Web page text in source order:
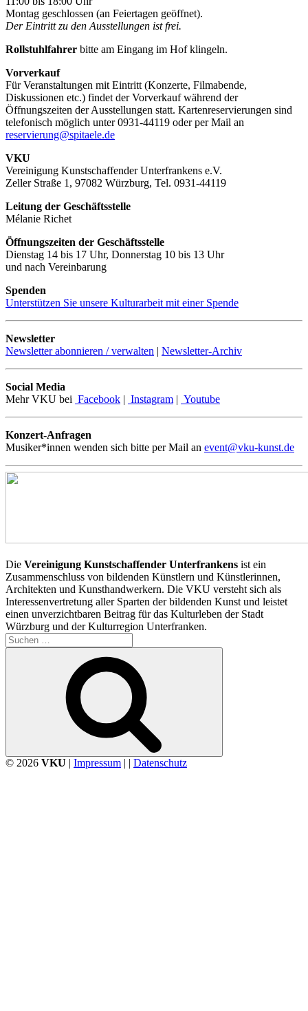
Montag geschlossen (an Feiertagen geöffnet).
Der Eintritt zu den Ausstellungen ist frei.
Rollstuhlfahrer bitte am Eingang im Hof klingeln.
Vorverkauf
Für Veranstaltungen mit Eintritt (Konzerte, Filmabende,
Diskussionen etc.) findet der Vorverkauf während der
Öffnungszeiten der Ausstellungen statt. Kartenreservierungen sind
telefonisch möglich unter 0931-44119 oder per Mail an
reservierung@spitaele.de
VKU
Vereinigung Kunstschaffender Unterfrankens e.V.
Zeller Straße 1, 97082 Würzburg, Tel. 0931-44119
Leitung der Geschäftsstelle
Mélanie Richet
Öffnungszeiten der Geschäftsstelle
Dienstag 14 bis 17 Uhr, Donnerstag 10 bis 13 Uhr
und nach Vereinbarung
Spenden
Unterstützen Sie unsere Kulturarbeit mit einer Spende
Newsletter
Newsletter abonnieren / verwalten | Newsletter-Archiv
Social Media
Mehr VKU bei Facebook | Instagram | Youtube
Konzert-Anfragen
Musiker*innen wenden sich bitte per Mail an event@vku-kunst.de
Die Vereinigung Kunstschaffender Unterfrankens ist ein
Zusammenschluss von bildenden Künstlern und Künstlerinnen,
Architekten und Kunsthandwerkern. Die VKU versteht sich als
Interessenvertretung aller Sparten der bildenden Kunst und leistet
einen unverzichtbaren Beitrag für das Kulturleben der Stadt
Würzburg und der Kulturregion Unterfranken.
Suchen
nach:
© 2026 VKU | Impressum | | Datenschutz